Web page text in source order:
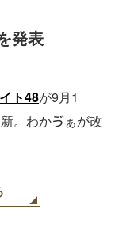
発表
ト48が9月1
。わかゔぁが改